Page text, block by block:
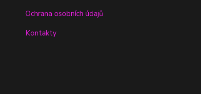
Ochrana osobních údajů
Kontakty